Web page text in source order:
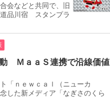
会などと共同で、旧
品川宿 スタンプラ
ＭａａＳ連携で沿線価値
「ｎｅｗｃａｌ（ニューカ
した新メディア「なぎさのくら